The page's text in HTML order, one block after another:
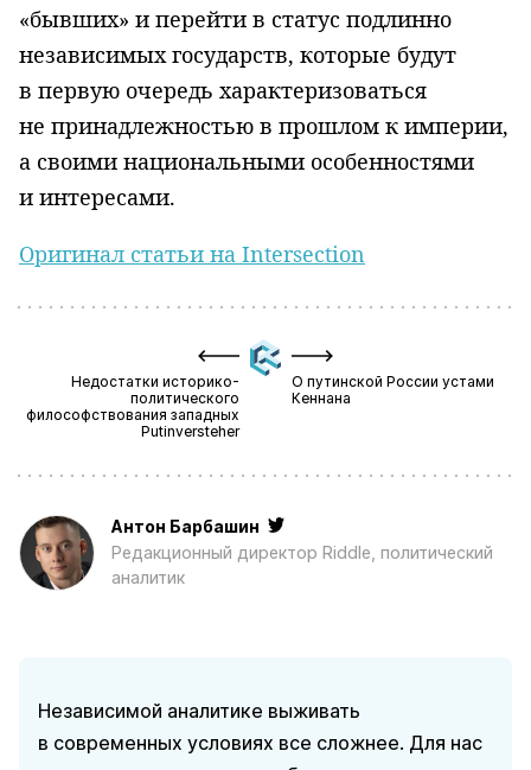
«бывших» и перейти в статус подлинно
независимых государств, которые будут
в первую очередь характеризоваться
не принадлежностью в прошлом к империи,
а своими национальными особенностями
и интересами.
Оригинал статьи на Intersection
Недостатки историко-
политического
философствования западных
Putinversteher
О путинской России устами
Кеннана
Антон Барбашин
Редакционный директор Riddle, политический
аналитик
Независимой аналитике выживать
в современных условиях все сложнее. Для нас